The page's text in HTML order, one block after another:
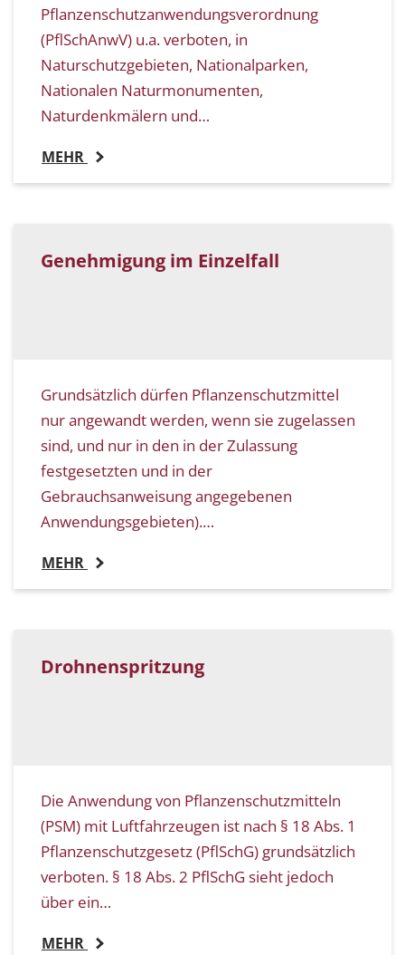
Pflanzenschutzanwendungsverordnung
(PflSchAnwV) u.a. verboten, in
Naturschutzgebieten, Nationalparken,
Nationalen Naturmonumenten,
Naturdenkmälern und…
MEHR
Genehmigung im Einzelfall
Grundsätzlich dürfen Pflanzenschutzmittel
nur angewandt werden, wenn sie zugelassen
sind, und nur in den in der Zulassung
festgesetzten und in der
Gebrauchsanweisung angegebenen
Anwendungsgebieten).…
MEHR
Drohnenspritzung
Die Anwendung von Pflanzenschutzmitteln
(PSM) mit Luftfahrzeugen ist nach § 18 Abs. 1
Pflanzenschutzgesetz (PflSchG) grundsätzlich
verboten. § 18 Abs. 2 PflSchG sieht jedoch
über ein…
MEHR